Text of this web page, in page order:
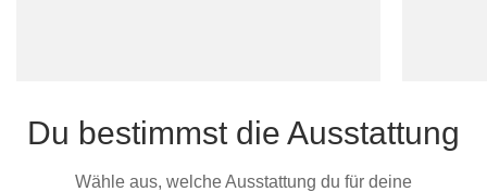
Du bestimmst die Ausstattung
Wähle aus, welche Ausstattung du für deine